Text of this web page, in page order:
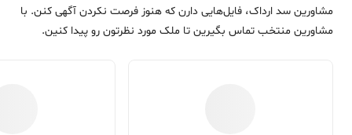
مشاورین سد ارداک، فایل‌هایی دارن که هنوز فرصت نکردن آگهی کنن. با
مشاورین منتخب تماس بگیرین تا ملک مورد نظرتون رو پیدا کنین.